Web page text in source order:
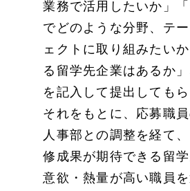
業務で活用したいか」
でどのような分野、テ
ェクトに取り組みたい
る留学先企業はあるか
を記入して提出してもら
それをもとに、応募職
人事部との調整を経て
修成果が期待できる留学
意欲・熱量が高い職員